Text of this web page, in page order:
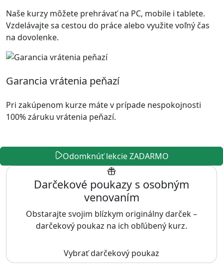
Naše kurzy môžete prehrávať na PC, mobile i tablete.
Vzdelávajte sa cestou do práce alebo využite voľný čas
na dovolenke.
Garancia vrátenia peňazí
Pri zakúpenom kurze máte v prípade nespokojnosti
100% záruku vrátenia peňazí.
Odomknúť lekcie ZADARMO
Darčekové poukazy s osobným
venovaním
Obstarajte svojim blízkym originálny darček –
darčekový poukaz na ich obľúbený kurz.
Vybrať darčekový poukaz